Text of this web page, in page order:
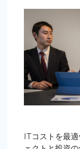
ITコストを最